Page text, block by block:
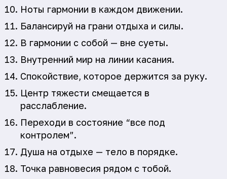
Ноты гармонии в каждом движении.
Балансируй на грани отдыха и силы.
В гармонии с собой — вне суеты.
Внутренний мир на линии касания.
Спокойствие, которое держится за руку.
Центр тяжести смещается в
расслабление.
Переходи в состояние “все под
контролем”.
Душа на отдыхе — тело в порядке.
Точка равновесия рядом с тобой.